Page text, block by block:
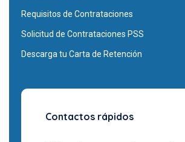
Requisitos de Contrataciones
Solicitud de Contrataciones PSS
Descarga tu Carta de Retención
Contactos rápidos